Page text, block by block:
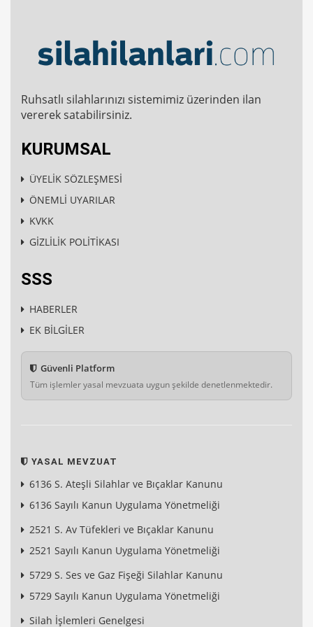
Ruhsatlı silahlarınızı sistemimiz üzerinden ilan
vererek satabilirsiniz.
KURUMSAL
ÜYELİK SÖZLEŞMESİ
ÖNEMLİ UYARILAR
KVKK
GİZLİLİK POLİTİKASI
SSS
HABERLER
EK BİLGİLER
Güvenli Platform
Tüm işlemler yasal mevzuata uygun şekilde denetlenmektedir.
YASAL MEVZUAT
6136 S. Ateşli Silahlar ve Bıçaklar Kanunu
6136 Sayılı Kanun Uygulama Yönetmeliği
2521 S. Av Tüfekleri ve Bıçaklar Kanunu
2521 Sayılı Kanun Uygulama Yönetmeliği
5729 S. Ses ve Gaz Fişeği Silahlar Kanunu
5729 Sayılı Kanun Uygulama Yönetmeliği
Silah İşlemleri Genelgesi